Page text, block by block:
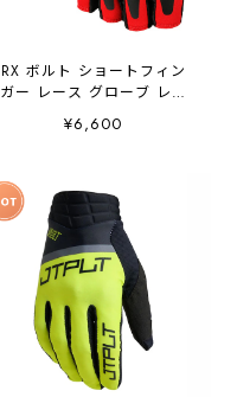
RX ボルト ショートフィン
ガー レース グローブ レッ
ド JA25301 JETPILOT ジェ
ットパイロット
¥6,600